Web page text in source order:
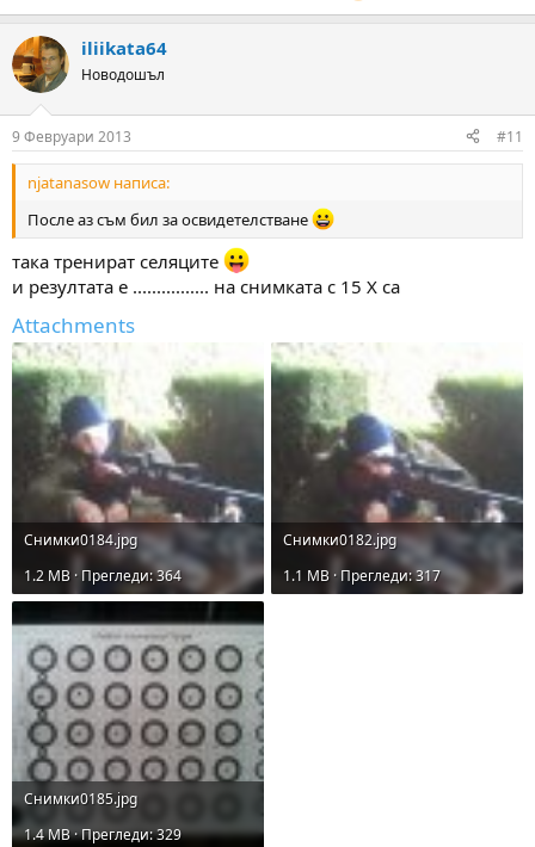
iliikata64
Новодошъл
9 Февруари 2013 #11
njatanasow написа:
После аз съм бил за освидетелстване
така тренират селяците
и резултата е ................ на снимката с 15 Х са
Attachments
Снимки0184.jpg
1.2 MB · Прегледи: 364
Снимки0182.jpg
1.1 MB · Прегледи: 317
Снимки0185.jpg
1.4 MB · Прегледи: 329